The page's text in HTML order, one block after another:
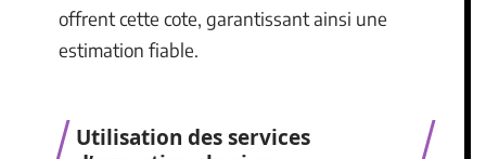
offrent cette cote, garantissant ainsi une
estimation fiable.
Utilisation des services